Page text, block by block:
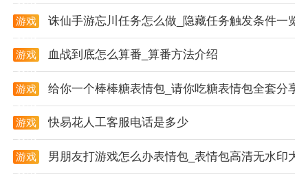
增加有序终极合成配方，output代表合成的产品，
ingredients代表所需原料
mods.avaritia.ExtremeCrafting.addShaped(output,
ingredients);
mods.avaritia.ExtremeCrafting.remove(output);
移除终极合成配方，output代表合成的产品
2.中子态素压缩机
游戏
诛仙手游忘川任务怎么做_隐藏任务触发条件一览
游戏
血战到底怎么算番_算番方法介绍
游戏
给你一个棒棒糖表情包_请你吃糖表情包全套分享
游戏
快易花人工客服电话是多少
游戏
男朋友打游戏怎么办表情包_表情包高清无水印大